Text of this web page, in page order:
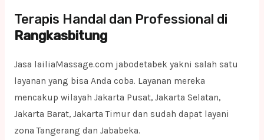
Terapis Handal dan Professional di
Rangkasbitung
Jasa lailiaMassage.com jabodetabek yakni salah satu
layanan yang bisa Anda coba. Layanan mereka
mencakup wilayah Jakarta Pusat, Jakarta Selatan,
Jakarta Barat, Jakarta Timur dan sudah dapat layani
zona Tangerang dan Jababeka.